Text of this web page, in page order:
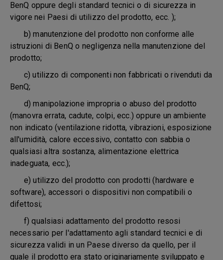
BenQ oppure degli standard tecnici o di sicurezza in
vigore nei Paesi di utilizzo del prodotto, ecc. );
b) manutenzione del prodotto non conforme alle
istruzioni di BenQ o negligenza nella manutenzione del
prodotto;
c) utilizzo di componenti non fabbricati o rivenduti da
BenQ;
d) manipolazione impropria o abuso del prodotto
(manovra errata, cadute, colpi, ecc.) oppure un ambiente
non indicato (ventilazione ridotta, vibrazioni, esposizione
all'umidità, calore eccessivo, contatto con sabbia o
qualsiasi altra sostanza, alimentazione elettrica
inadeguata, ecc.);
e) utilizzo del prodotto con prodotti (hardware e
software), accessori o dispositivi non compatibili o
difettosi;
f) qualsiasi adattamento del prodotto resosi
necessario per l'adattamento agli standard tecnici e di
sicurezza validi in un Paese diverso da quello, per il
quale il prodotto era stato originariamente sviluppato e